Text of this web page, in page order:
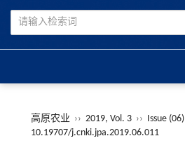
高原农业 ›› 2019, Vol. 3 ›› Issue (06)
10.19707/j.cnki.jpa.2019.06.011